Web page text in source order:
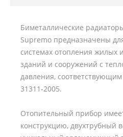
Биметаллические
Supremo предназначены
системах отопления жилых
зданий и сооружений с
давления,
31311-2005.
Отопительный прибор
конструкцию, двухтрубный